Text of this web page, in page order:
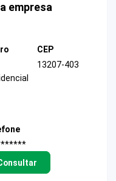
empresa
CEP
13207-403